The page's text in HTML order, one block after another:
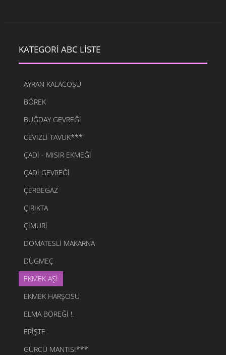
KATEGORI ABC LISTE
AYRAN KALACÖŞÜ
BÖREK
BUĞDAY GEVREĞI
CEVIZLI TAVUK***
ÇADI - MISIR EKMEĞI
ÇADI GEVREĞI
ÇERBEGAZ
ÇIRIKTA
ÇIMURI
DOMATESLI MAKARNA
DÜGMEÇ
EKMEK AŞI
EKMEK HARŞOSU
ELMA BÖREĞI !.
ERIŞTE
GÜRCÜ MANTISI***